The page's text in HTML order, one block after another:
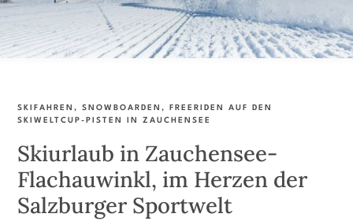
SKIFAHREN, SNOWBOARDEN, FREERIDEN AUF DEN
SKIWELTCUP-PISTEN IN ZAUCHENSEE
Skiurlaub in Zauchensee-
Flachauwinkl, im Herzen der
Salzburger Sportwelt